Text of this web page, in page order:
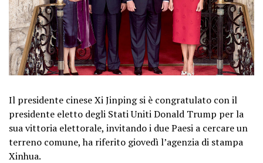
Il presidente cinese Xi Jinping si è congratulato con il
presidente eletto degli Stati Uniti Donald Trump per la
sua vittoria elettorale, invitando i due Paesi a cercare un
terreno comune, ha riferito giovedì l’agenzia di stampa
Xinhua.